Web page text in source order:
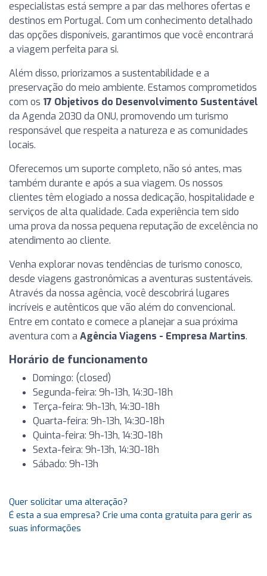
especialistas está sempre a par das melhores ofertas e
destinos em Portugal. Com um conhecimento detalhado
das opções disponíveis, garantimos que você encontrará
a viagem perfeita para si.
Além disso, priorizamos a sustentabilidade e a
preservação do meio ambiente. Estamos comprometidos
com os 17 Objetivos do Desenvolvimento Sustentável
da Agenda 2030 da ONU, promovendo um turismo
responsável que respeita a natureza e as comunidades
locais.
Oferecemos um suporte completo, não só antes, mas
também durante e após a sua viagem. Os nossos
clientes têm elogiado a nossa dedicação, hospitalidade e
serviços de alta qualidade. Cada experiência tem sido
uma prova da nossa pequena reputação de excelência no
atendimento ao cliente.
Venha explorar novas tendências de turismo conosco,
desde viagens gastronômicas a aventuras sustentáveis.
Através da nossa agência, você descobrirá lugares
incríveis e autênticos que vão além do convencional.
Entre em contato e comece a planejar a sua próxima
aventura com a Agência Viagens - Empresa Martins.
Horário de funcionamento
Domingo: (closed)
Segunda-feira: 9h-13h, 14:30-18h
Terça-feira: 9h-13h, 14:30-18h
Quarta-feira: 9h-13h, 14:30-18h
Quinta-feira: 9h-13h, 14:30-18h
Sexta-feira: 9h-13h, 14:30-18h
Sábado: 9h-13h
Quer solicitar uma alteração?
É esta a sua empresa? Crie uma conta gratuita para gerir as
suas informações